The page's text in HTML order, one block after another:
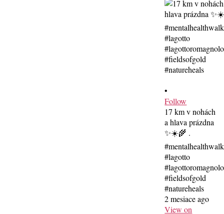
•
Follow
17 km v nohách
a hlava prázdna
✨☀️🌾 .
#mentalhealthwalk
#lagotto
#fieldsofgold
#natureheals
2 mesiace ago
View on